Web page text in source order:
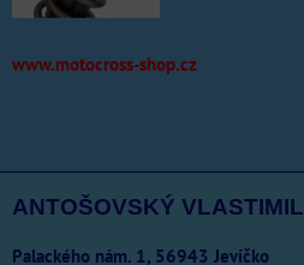
www.motocross-shop.cz
ANTOŠOVSKÝ VLASTIMIL
Palackého nám. 1, 56943 Jevíčko